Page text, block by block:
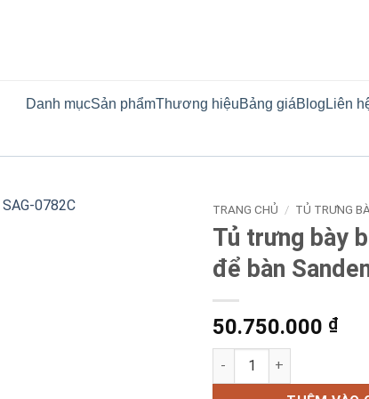
Danh mụcSản phẩmThương hiệuBảng giáBlog Liên
TRANG CHỦ / TỦ TRƯNG
Tủ trưng bày
để bàn
50.750.000 ₫
Tủ trưng bày bánh 4